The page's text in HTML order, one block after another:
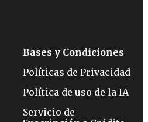
Bases y Condiciones
Políticas de Privacidad
Política de uso de la IA
Servicio de